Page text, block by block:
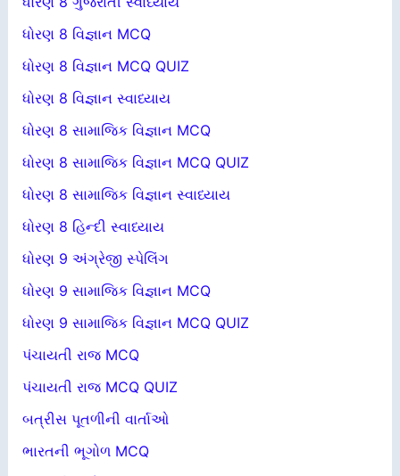
ધોરણ 8 વિજ્ઞાન MCQ
ધોરણ 8 વિજ્ઞાન MCQ QUIZ
ધોરણ 8 વિજ્ઞાન સ્વાધ્યાય
ધોરણ 8 સામાજિક વિજ્ઞાન MCQ
ધોરણ 8 સામાજિક વિજ્ઞાન MCQ QUIZ
ધોરણ 8 સામાજિક વિજ્ઞાન સ્વાધ્યાય
ધોરણ 8 હિન્દી સ્વાધ્યાય
ધોરણ 9 અંગ્રેજી સ્પેલિંગ
ધોરણ 9 સામાજિક વિજ્ઞાન MCQ
ધોરણ 9 સામાજિક વિજ્ઞાન MCQ QUIZ
પંચાયતી રાજ MCQ
પંચાયતી રાજ MCQ QUIZ
બત્રીસ પૂતળીની વાર્તાઓ
ભારતની ભૂગોળ MCQ